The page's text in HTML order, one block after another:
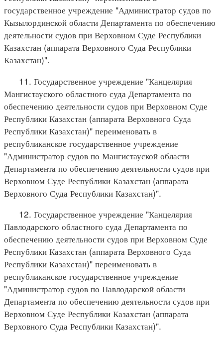
государственное учреждение "Администратор судов по
Кызылординской области Департамента по обеспечению
деятельности судов при Верховном Суде Республики
Казахстан (аппарата Верховного Суда Республики
Казахстан)".
11. Государственное учреждение "Канцелярия
Мангистауского областного суда Департамента по
обеспечению деятельности судов при Верховном Суде
Республики Казахстан (аппарата Верховного Суда
Республики Казахстан)" переименовать в
республиканское государственное учреждение
"Администратор судов по Мангистауской области
Департамента по обеспечению деятельности судов при
Верховном Суде Республики Казахстан (аппарата
Верховного Суда Республики Казахстан)".
12. Государственное учреждение "Канцелярия
Павлодарского областного суда Департамента по
обеспечению деятельности судов при Верховном Суде
Республики Казахстан (аппарата Верховного Суда
Республики Казахстан)" переименовать в
республиканское государственное учреждение
"Администратор судов по Павлодарской области
Департамента по обеспечению деятельности судов при
Верховном Суде Республики Казахстан (аппарата
Верховного Суда Республики Казахстан)".